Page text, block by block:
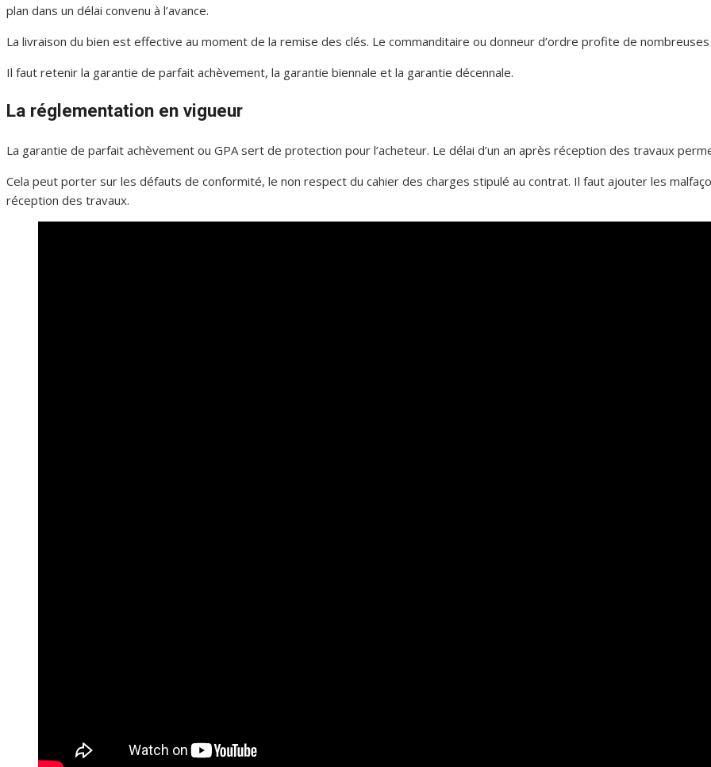
plan dans un délai convenu à l’avance.
La livraison du bien est effective au moment de la remise des clés. Le commanditaire ou donneur d’ordre profite de
Il faut retenir la garantie de parfait achèvement, la garantie biennale et la garantie décennale.
La réglementation en vigueur
La garantie de parfait achèvement ou GPA sert de protection pour l’acheteur. Le délai d’un an après réception des travaux
Cela peut porter sur les défauts de conformité, le non respect du cahier des charges stipulé au contrat. Il faut ajouter les
réception des travaux.